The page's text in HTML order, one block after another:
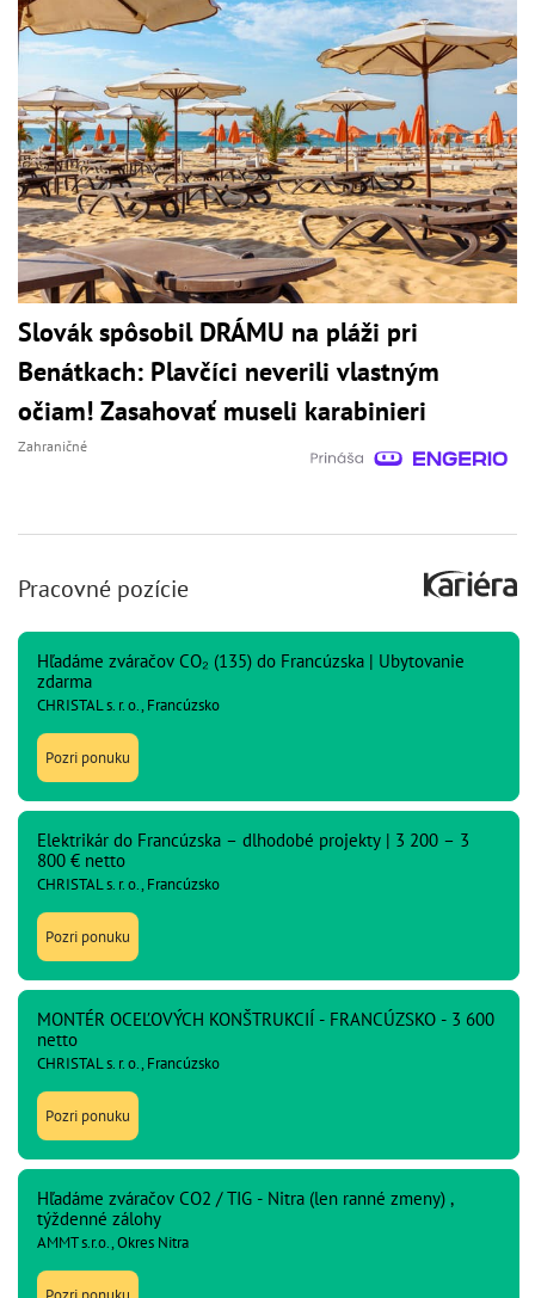
Slovák spôsobil DRÁMU na pláži pri
Benátkach: Plavčíci neverili vlastným
očiam! Zasahovať museli karabinieri
Zahraničné
Pracovné pozície
Hľadáme zváračov CO₂ (135) do Francúzska | Ubytovanie
zdarma
CHRISTAL s. r. o., Francúzsko
Pozri ponuku
Elektrikár do Francúzska – dlhodobé projekty | 3 200 – 3
800 € netto
CHRISTAL s. r. o., Francúzsko
Pozri ponuku
MONTÉR OCEĽOVÝCH KONŠTRUKCIÍ - FRANCÚZSKO - 3 600
netto
CHRISTAL s. r. o., Francúzsko
Pozri ponuku
Hľadáme zváračov CO2 / TIG - Nitra (len ranné zmeny) ,
týždenné zálohy
AMMT s.r.o., Okres Nitra